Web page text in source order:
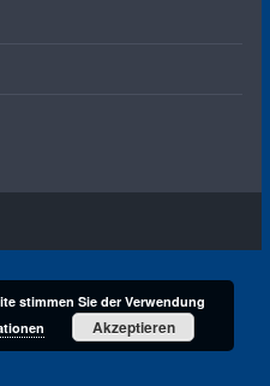
stimmen Sie der Verwendung
Akzeptieren